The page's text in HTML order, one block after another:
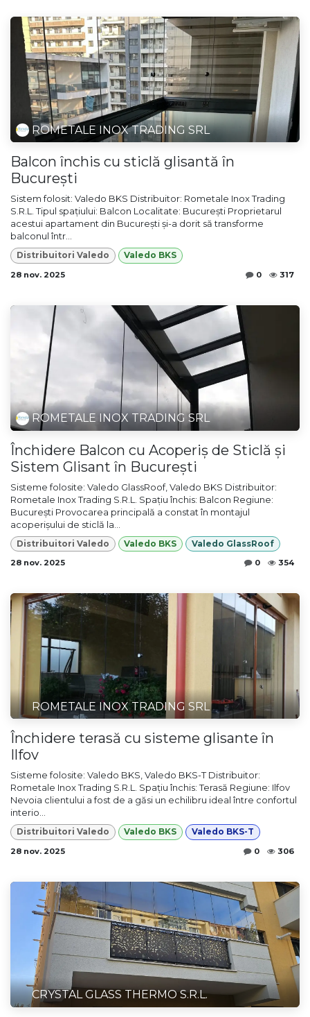
ROMETALE INOX TRADING SRL
Balcon închis cu sticlă glisantă în
București
Sistem folosit: Valedo BKS Distribuitor: Rometale Inox Trading
S.R.L. Tipul spațiului: Balcon Localitate: București Proprietarul
acestui apartament din București și-a dorit să transforme
balconul într...
Distribuitori Valedo Valedo BKS
28 nov. 2025 0 317
ROMETALE INOX TRADING SRL
Închidere Balcon cu Acoperiș de Sticlă și
Sistem Glisant în București
Sisteme folosite: Valedo GlassRoof, Valedo BKS Distribuitor:
Rometale Inox Trading S.R.L. Spațiu închis: Balcon Regiune:
București Provocarea principală a constat în montajul
acoperișului de sticlă la...
Distribuitori Valedo Valedo BKS Valedo GlassRoof
28 nov. 2025 0 354
ROMETALE INOX TRADING SRL
Închidere terasă cu sisteme glisante în
Ilfov
Sisteme folosite: Valedo BKS, Valedo BKS-T Distribuitor:
Rometale Inox Trading S.R.L. Spațiu închis: Terasă Regiune: Ilfov
Nevoia clientului a fost de a găsi un echilibru ideal între confortul
interio...
Distribuitori Valedo Valedo BKS Valedo BKS-T
28 nov. 2025 0 306
CRYSTAL GLASS THERMO S.R.L.